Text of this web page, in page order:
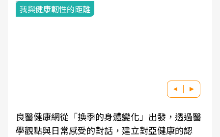
我與健康韌性的距離
良醫健康網從「換季的身體變化」出發，透過醫
學觀點與日常感受的對話，建立對亞健康的認